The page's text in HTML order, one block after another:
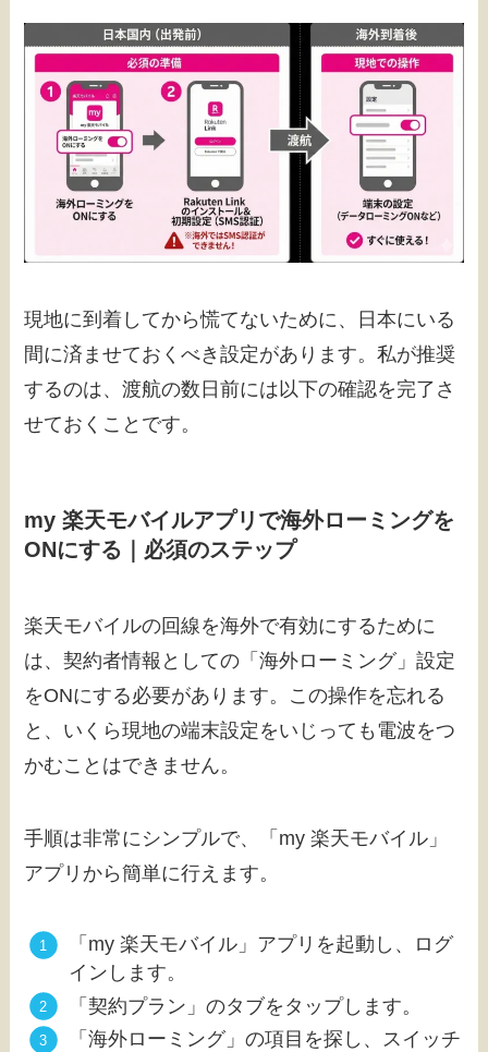
現地に到着してから慌てないために、日本にいる
間に済ませておくべき設定があります。私が推奨
するのは、渡航の数日前には以下の確認を完了さ
せておくことです。
my 楽天モバイルアプリで海外ローミングを
ONにする｜必須のステップ
楽天モバイルの回線を海外で有効にするために
は、契約者情報としての「海外ローミング」設定
をONにする必要があります。この操作を忘れる
と、いくら現地の端末設定をいじっても電波をつ
かむことはできません。
手順は非常にシンプルで、「my 楽天モバイル」
アプリから簡単に行えます。
「my 楽天モバイル」アプリを起動し、ログ
インします。
「契約プラン」のタブをタップします。
「海外ローミング」の項目を探し、スイッチ